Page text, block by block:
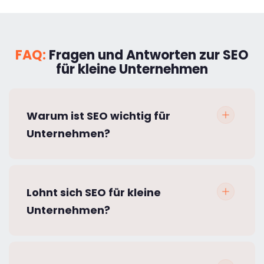
FAQ: Fragen und Antworten zur SEO
für kleine Unternehmen
Warum ist SEO wichtig für
Unternehmen?
Lohnt sich SEO für kleine
Unternehmen?